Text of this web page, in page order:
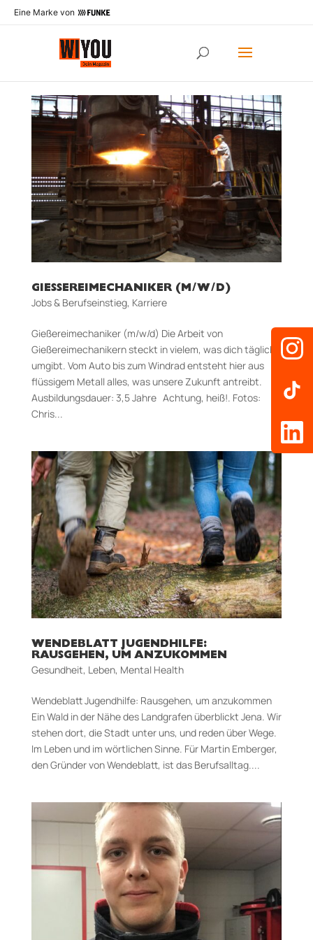
Eine Marke von
GIESSEREIMECHANIKER (M/W/D)
Jobs & Berufseinstieg, Karriere
Gießereimechaniker (m/w/d) Die Arbeit von
Gießereimechanikern steckt in vielem, was dich täglich
umgibt. Vom Auto bis zum Windrad entsteht hier aus
flüssigem Metall alles, was unsere Zukunft antreibt.
Aus­bildungs­dauer: 3,5 Jahre Achtung, heiß!. Fotos:
Chris...
WENDEBLATT JUGENDHILFE:
RAUSGEHEN, UM ANZUKOMMEN
Gesundheit, Leben, Mental Health
Wendeblatt Jugendhilfe: Rausgehen, um anzukommen
Ein Wald in der Nähe des Landgrafen überblickt Jena. Wir
stehen dort, die Stadt unter uns, und reden über Wege.
Im Leben und im wörtlichen Sinne. Für Martin Emberger,
den Gründer von Wendeblatt, ist das Berufsalltag....